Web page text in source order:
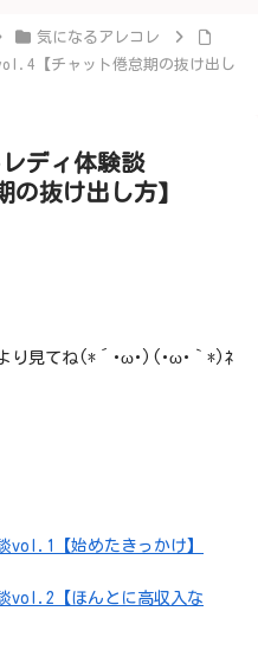
気になるアレコレ
【チャット倦怠期の抜け出し
レディ体験談
抜け出し方】
より見てね(*´･ω･)(･ω･｀*)ﾈ
vol.1【始めたきっかけ】
vol.2【ほんとに高収入な